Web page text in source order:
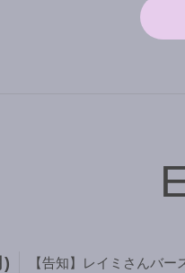
) 【告知】レイミさんバー